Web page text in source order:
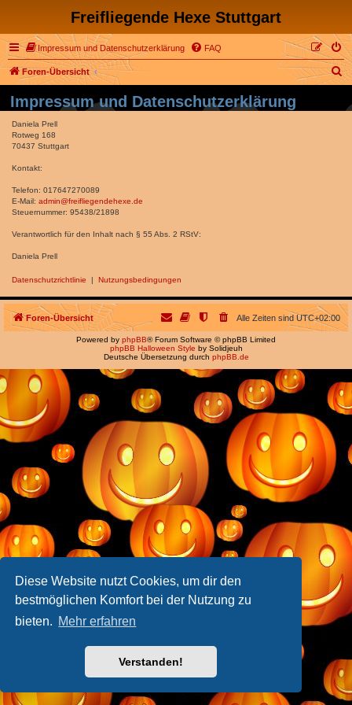
Diese Website nutzt Cookies, um dir den
bestmöglichen Komfort bei der Nutzung zu
bieten. Mehr erfahren
Verstanden!
Freifliegende Hexe Stuttgart
Impressum und Datenschutzerklärung FAQ
Foren-Übersicht
S
c
Impressum und Datenschutzerklärung
Daniela Prell
Rotweg 168
70437 Stuttgart
Kontakt:
Telefon: 017647270089
E-Mail: admin@freifliegendehexe.de
Steuernummer: 95438/21898
Verantwortlich für den Inhalt nach § 55 Abs. 2 RStV:
Daniela Prell
Datenschutzrichtlinie | Nutzungsbedingungen
Foren-Übersicht Alle Zeiten sindUTC+02:00
Powered by phpBB® Forum Software © phpBB Limited
phpBB Halloween Style by Solidjeuh
Deutsche Übersetzung durch phpBB.de